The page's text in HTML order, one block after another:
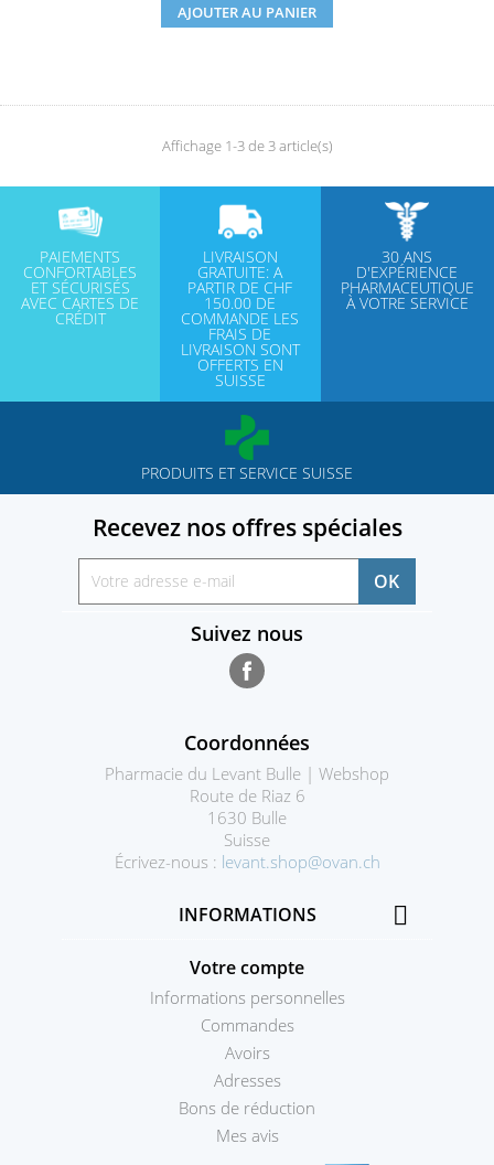
AJOUTER AU PANIER
Affichage 1-3 de 3 article(s)
PAIEMENTS
CONFORTABLES
ET SÉCURISÉS
AVEC CARTES DE
CRÉDIT
LIVRAISON
GRATUITE: A
PARTIR DE CHF
150.00 DE
COMMANDE LES
FRAIS DE
LIVRAISON SONT
OFFERTS EN
SUISSE
30 ANS
D'EXPÉRIENCE
PHARMACEUTIQUE
À VOTRE SERVICE
PRODUITS ET SERVICE SUISSE
Recevez nos offres spéciales
Suivez nous
Coordonnées
Pharmacie du Levant Bulle | Webshop
Route de Riaz 6
1630 Bulle
Suisse
Écrivez-nous : levant.shop@ovan.ch
INFORMATIONS 
Votre compte
Informations personnelles
Commandes
Avoirs
Adresses
Bons de réduction
Mes avis